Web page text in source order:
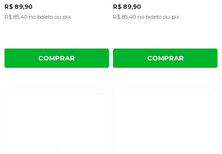
R$ 89,90
R$ 85,40 no boleto ou pix
COMPRAR
R$ 89,90
R$ 85,40 no boleto ou pix
COMPRAR